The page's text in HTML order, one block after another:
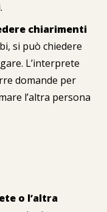
chiarimenti
si può chiedere
L’interprete
domande per
l’altra persona
o l’altra